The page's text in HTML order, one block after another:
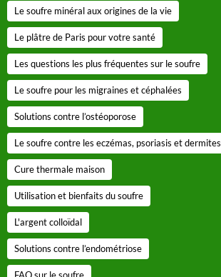
Le soufre minéral aux origines de la vie
Le plâtre de Paris pour votre santé
Les questions les plus fréquentes sur le soufre
Le soufre pour les migraines et céphalées
Solutions contre l’ostéoporose
Le soufre contre les eczémas, psoriasis et dermites
Cure thermale maison
Utilisation et bienfaits du soufre
L'argent colloïdal
Solutions contre l’endométriose